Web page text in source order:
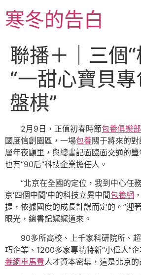
至
主寒冬的告白
聯播＋｜三個
“一甜心寶貝
盤棋”
2月9日，正值初春時節包養俱樂部
國度信創園區，一場包養關于將來的
層年夜廳里，與總書記面臨面交通的豐
也有“90后”科技企業擔任人。
“北京在全國的定位，我到中心任
京‘四個中間’中的科技立異中間包養網
提，依據國度的成長計謀而定的。”迎
眼光，總書記娓娓道來。
90多所高校、上千家科研院所、
巧企業、1200多家專精特新“小偉人”
養網車馬費人才資本密集，這是北京的